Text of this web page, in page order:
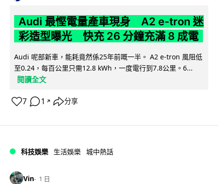
Audi 最慳電量產車現身 A2 e-tron 迷
彩造型曝光 快充 26 分鐘充滿 8 成電
Audi 呢部新車，能耗竟然係25年前嘅一半。 A2 e-tron 風阻低
至0.24，每百公里只需12.8 kWh，一度電行到7.8公里。6...
閱讀全文
7 1 ↗ 分享
科技娛樂 生活娛樂 城中熱話
Vin 1 日